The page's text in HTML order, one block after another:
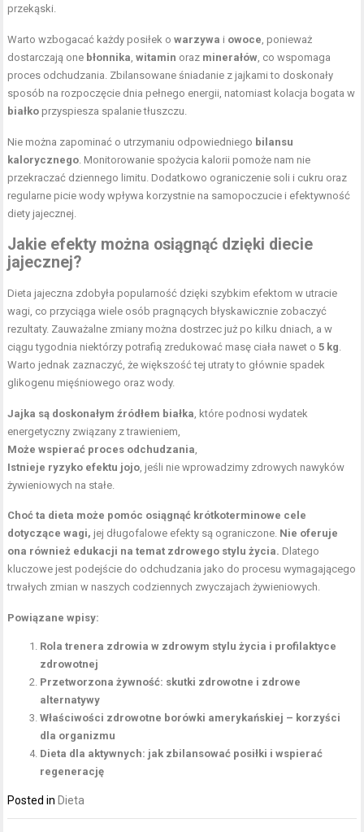
przekąski.
Warto wzbogacać każdy posiłek owarzywa i owoce , ponieważ
dostarczają one błonnika ,witamin oraz minerałów , co wspomaga
proces odchudzania. Zbilansowane śniadanie z jajkami to doskonały
sposób na rozpoczęcie dnia pełnego energii, natomiast kolacja bogata w
białko przyspiesza spalanie tłuszczu.
Nie można zapominać o utrzymaniu odpowiedniego bilansu
kalorycznego . Monitorowanie spożycia kalorii pomoże nam nie
przekraczać dziennego limitu. Dodatkowo ograniczenie soli i cukru oraz
regularne picie wody wpływa korzystnie na samopoczucie i efektywność
diety jajecznej.
Jakie efekty można osiągnąć dzięki diecie
jajecznej?
Dieta jajeczna zdobyła popularność dzięki szybkim efektom w utracie
wagi, co przyciąga wiele osób pragnących błyskawicznie zobaczyć
rezultaty. Zauważalne zmiany można dostrzec już po kilku dniach, a w
ciągu tygodnia niektórzy potrafią zredukować masę ciała nawet o5 kg
Warto jednak zaznaczyć, że większość tej utraty to głównie spadek
glikogenu mięśniowego oraz wody.
Jajka są doskonałym źródłem białka , które podnosi wydatek
energetyczny związany z trawieniem,
Może wspierać proces odchudzania
Istnieje ryzyko efektu jojo , jeśli nie wprowadzimy zdrowych nawyków
żywieniowych na stałe.
Choć ta dieta może pomóc osiągnąć krótkoterminowe cele
dotyczące wagi, jej długofalowe efekty są ograniczone. Nie oferuje
ona również edukacji na temat zdrowego stylu życia. Dlatego
kluczowe jest podejście do odchudzania jako do procesu wymagającego
trwałych zmian w naszych codziennych zwyczajach żywieniowych.
Powiązane wpisy:
Rola trenera zdrowia w zdrowym stylu życia i profilaktyce
zdrowotnej
Przetworzona żywność: skutki zdrowotne i zdrowe
alternatywy
Właściwości zdrowotne borówki amerykańskiej – korzyści
dla organizmu
Dieta dla aktywnych: jak zbilansować posiłki i wspierać
regenerację
Posted in Dieta